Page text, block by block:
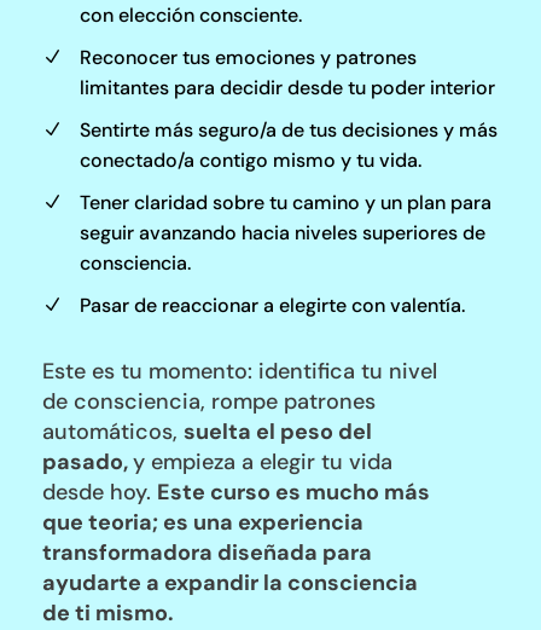
con elección consciente.
N
Reconocer tus emociones y patrones
limitantes para decidir desde tu poder interior
N
Sentirte más seguro/a de tus decisiones y más
conectado/a contigo mismo y tu vida.
N
Tener claridad sobre tu camino y un plan para
seguir avanzando hacia niveles superiores de
consciencia.
N Pasar de reaccionar a elegirte con valentía.
Este es tu momento: identifica tu nivel
de consciencia, rompe patrones
automáticos, suelta el peso del
pasado,y empieza a elegir tu vida
desde hoy. Este curso es mucho más
que teoria; es una experiencia
transformadora diseñada para
ayudarte a expandir la consciencia
de ti mismo.